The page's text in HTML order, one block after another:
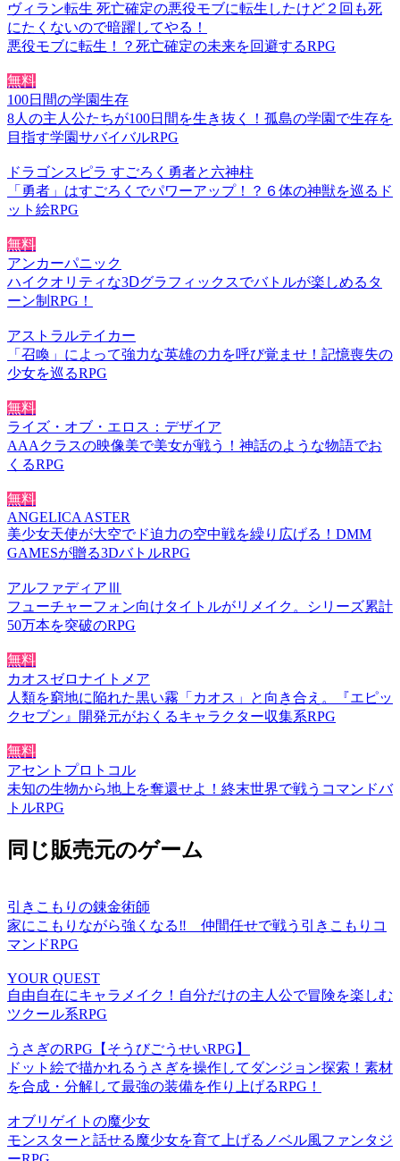
ヴィラン転生 死亡確定の悪役モブに転生したけど２回も死
にたくないので暗躍してやる！
悪役モブに転生！？死亡確定の未来を回避するRPG
無料
100日間の学園生存
8人の主人公たちが100日間を生き抜く！孤島の学園で生存を
目指す学園サバイバルRPG
ドラゴンスピラ すごろく勇者と六神柱
「勇者」はすごろくでパワーアップ！？６体の神獣を巡るド
ット絵RPG
無料
アンカーパニック
ハイクオリティな3Ⅾグラフィックスでバトルが楽しめるタ
ーン制RPG！
アストラルテイカー
「召喚」によって強力な英雄の力を呼び覚ませ！記憶喪失の
少女を巡るRPG
無料
ライズ・オブ・エロス：デザイア
AAAクラスの映像美で美女が戦う！神話のような物語でお
くるRPG
無料
ANGELICA ASTER
美少女天使が大空でド迫力の空中戦を繰り広げる！DMM
GAMESが贈る3DバトルRPG
アルファディアⅢ
フューチャーフォン向けタイトルがリメイク。シリーズ累計
50万本を突破のRPG
無料
カオスゼロナイトメア
人類を窮地に陥れた黒い霧「カオス」と向き合え。『エピッ
クセブン』開発元がおくるキャラクター収集系RPG
無料
アセントプロトコル
未知の生物から地上を奪還せよ！終末世界で戦うコマンドバ
トルRPG
同じ販売元のゲーム
引きこもりの錬金術師
家にこもりながら強くなる‼ 仲間任せで戦う引きこもりコ
マンドRPG
YOUR QUEST
自由自在にキャラメイク！自分だけの主人公で冒険を楽しむ
ツクール系RPG
うさぎのRPG【そうびごうせいRPG】
ドット絵で描かれるうさぎを操作してダンジョン探索！素材
を合成・分解して最強の装備を作り上げるRPG！
オブリゲイトの魔少女
モンスターと話せる魔少女を育て上げるノベル風ファンタジ